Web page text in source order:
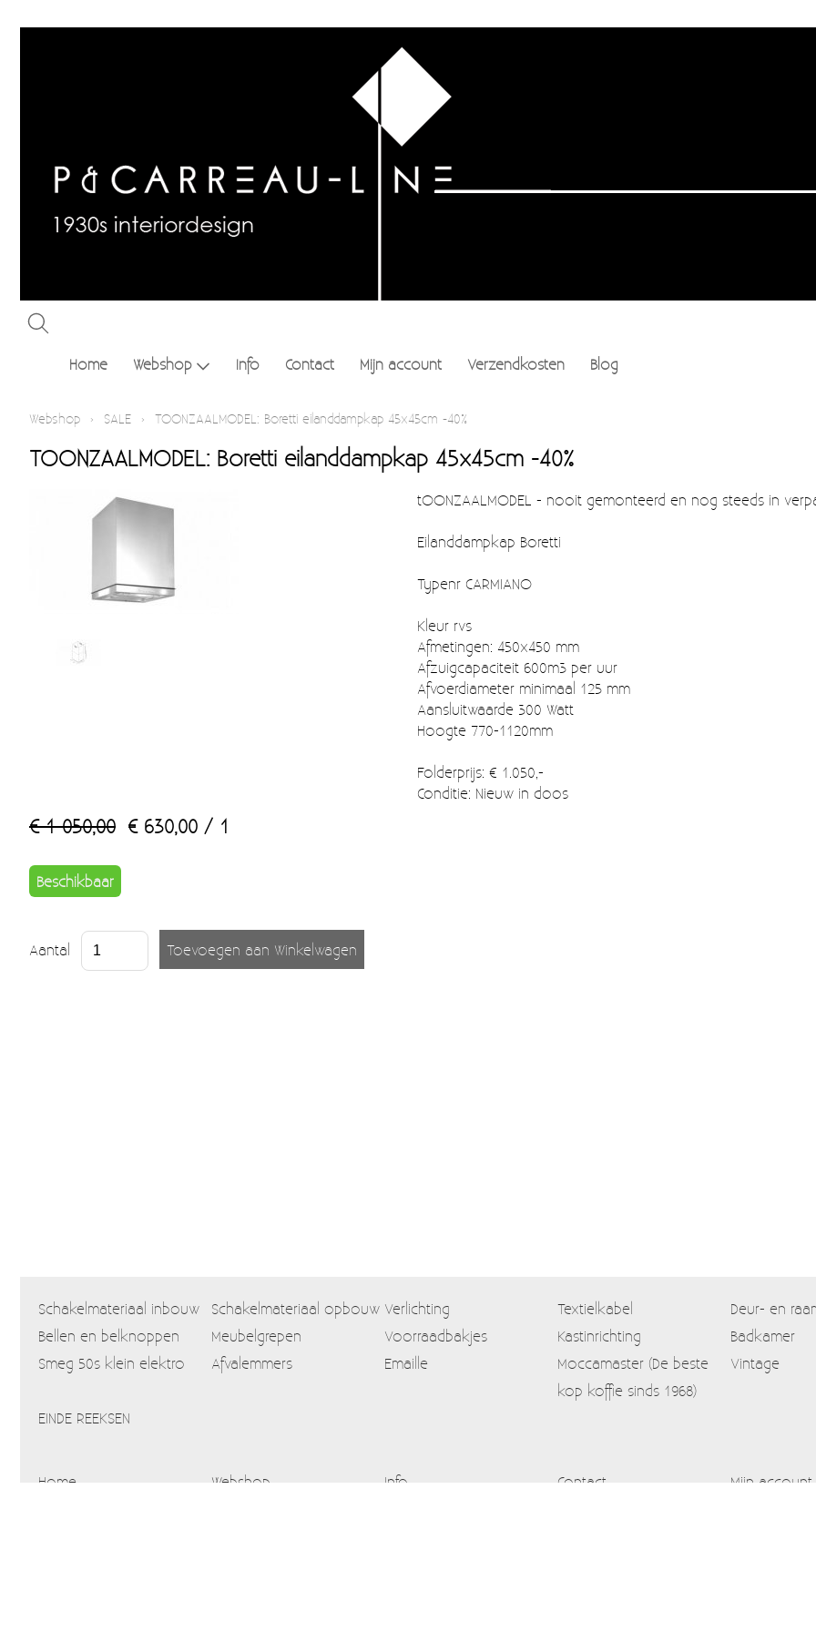
Home Webshop Info Contact Mijn account Verzendkosten Blog
Webshop › SALE › TOONZAALMODEL: Boretti eilanddampkap 45x45cm -40%
TOONZAALMODEL: Boretti eilanddampkap 45x45cm -40%
tOONZAALMODEL - nooit gemonteerd en nog steeds in
Eilanddampkap Boretti
Typenr CARMIANO
Kleur rvs
Afmetingen: 450x450 mm
Afzuigcapaciteit 600m3 per uur
Afvoerdiameter minimaal 125 mm
Aansluitwaarde 300 Watt
Hoogte 770-1120mm
Folderprijs: € 1.050,-
Conditie: Nieuw in doos
€ 1 050,00 € 630,00 / 1
Beschikbaar
Aantal
Schakelmateriaal inbouw Schakelmateriaal opbouw Verlichting Textielkabel Deur- en
Bellen en belknoppen
Meubelgrepen Voorraadbakjes Kastinrichting Badkamer
Smeg 50s klein elektro
Afvalemmers Emaille
Moccamaster (De beste
kop koffie sinds 1968)
Vintage
EINDE REEKSEN
Home Webshop Info Contact Mijn account